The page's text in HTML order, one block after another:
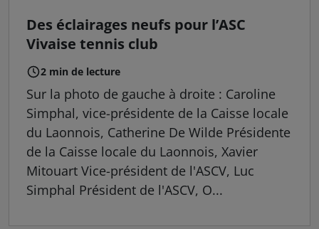
Des éclairages neufs pour l’ASC
Vivaise tennis club
2 min de lecture
Sur la photo de gauche à droite : Caroline
Simphal, vice-présidente de la Caisse locale
du Laonnois, Catherine De Wilde Présidente
de la Caisse locale du Laonnois, Xavier
Mitouart Vice-président de l'ASCV, Luc
Simphal Président de l'ASCV, O...